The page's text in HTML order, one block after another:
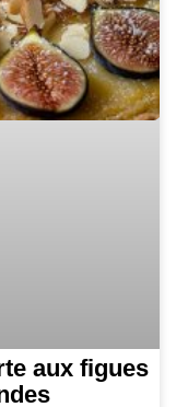
aux figues